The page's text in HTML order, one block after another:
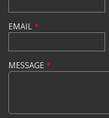
EMAIL*
MESSAGE *